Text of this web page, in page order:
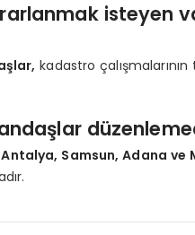
isteyen
kadastro
Samsun, Adana ve